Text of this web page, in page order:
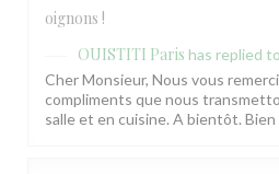
oignons !
OUISTITI Paris has replied
Cher Monsieur, Nous vous
compliments que nous
salle et en cuisine. A bientôt.